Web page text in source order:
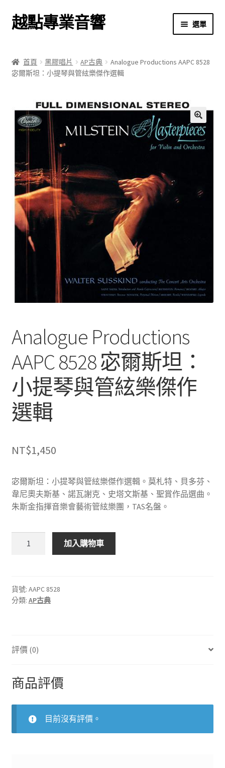
跳
至
覽
列
跳
至
要
內
越點專業音響 選單
商店
關於我們
我的帳號
購物車
首頁 黑膠唱片 AP古典
Analogue Productions AAPC 8528
宓爾斯坦：小提琴與管絃樂傑作選輯
🔍
Analogue Productions
AAPC 8528 宓爾斯坦：
小提琴與管絃樂傑作
選輯
NT$1,450
宓爾斯坦：小提琴與管絃樂傑作選輯。莫札特、貝多芬、
韋尼奧夫斯基、諾瓦謝克、史塔文斯基、聖賞作品選曲。
朱斯金指揮音樂會藝術管絃樂團，TAS名盤。
宓
爾
提
與
管
加入購物車
貨號: AAPC 8528
分類: AP古典
評價 (0)
商品評價
目前沒有評價。